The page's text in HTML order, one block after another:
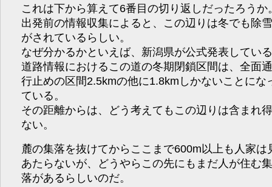
これは下から算えて6番目の切り返しだったろうか
出発前の情報収集によると、この辺りは冬でも除
がされているらしい。
なぜ分かるかといえば、新潟県が公式発表してい
道路情報におけるこの道の冬期閉鎖区間は、全面
行止めの区間2.5kmの他に1.8kmしかないことにな
ている。
その距離からは、どう考えてもこの辺りは含まれ
ない。
麓の集落を抜けてからここまで600m以上も人家は
あたらないが、どうやらこの先にもまだ人が住む
落があるらしいのだ。